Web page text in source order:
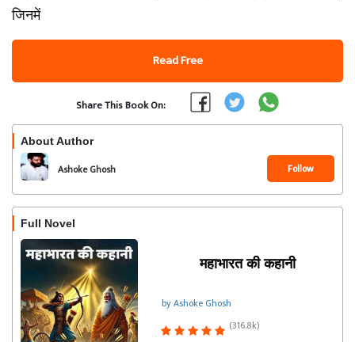
जिनमें
Read Free
Share This Book On:
About Author
Ashoke Ghosh Follow
Full Novel
महाभारत की कहानी
by Ashoke Ghosh
(316.8k)